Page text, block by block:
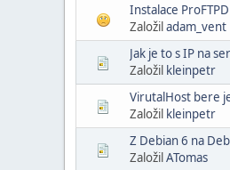
Instalace
Založiladam_vent
Jak je to s IP na
Založil kleinpetr
VirutalHost bere
Založil kleinpetr
Z Debian 6 na
ZaložilATomas